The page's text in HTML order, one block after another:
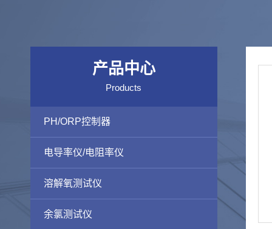
产品中心
Products
PH/ORP控制器
电导率仪/电阻率仪
溶解氧测试仪
余氯测试仪